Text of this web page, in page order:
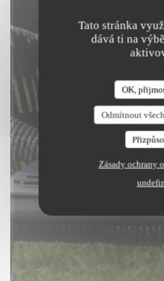
Tato stránka
dává ti na
OK,
Odmítnout
Zásady ochrany
MONT-